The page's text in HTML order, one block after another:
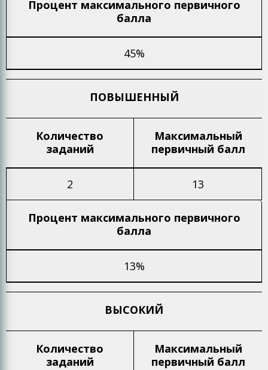
Процент максимального первичного
балла
45%
ПОВЫШЕННЫЙ
Количество
заданий
Максимальный
первичный балл
2 13
Процент максимального первичного
балла
13%
ВЫСОКИЙ
Количество
заданий
Максимальный
первичный балл